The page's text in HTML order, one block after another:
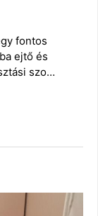
fontos
ejtő és
szo…